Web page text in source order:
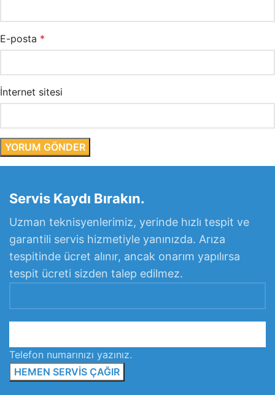
E-posta *
İnternet sitesi
Servis Kaydı Bırakın.
Uzman teknisyenlerimiz, yerinde hızlı tespit ve
garantili servis hizmetiyle yanınızda. Arıza
tespitinde ücret alınır, ancak onarım yapılırsa
tespit ücreti sizden talep edilmez.
Telefon numarınızı yazınız.